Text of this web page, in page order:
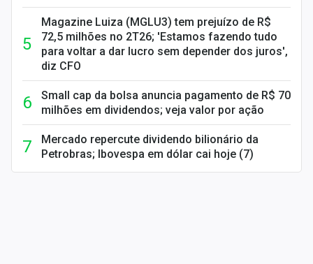
Magazine Luiza (MGLU3) tem prejuízo de R$
72,5 milhões no 2T26; 'Estamos fazendo tudo
para voltar a dar lucro sem depender dos juros',
diz CFO
Small cap da bolsa anuncia pagamento de R$ 70
milhões em dividendos; veja valor por ação
Mercado repercute dividendo bilionário da
Petrobras; Ibovespa em dólar cai hoje (7)